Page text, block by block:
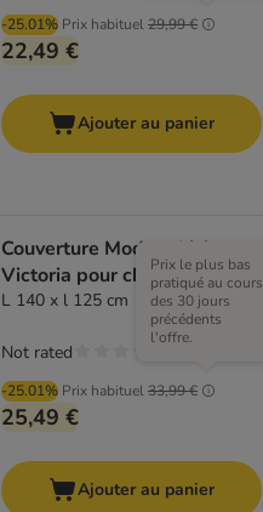
-25.01% Prix habituel29,99 €
22,49 €
Ajouter au panier
Couverture Modern Living
Victoria pour chien
L 140 x l 125 cm
-25.01% Prix habituel33,99 €
Prix le plus bas
pratiqué au cours
des 30 jours
précédents
l'offre.
25,49 €
Not rated
Ajouter au panier